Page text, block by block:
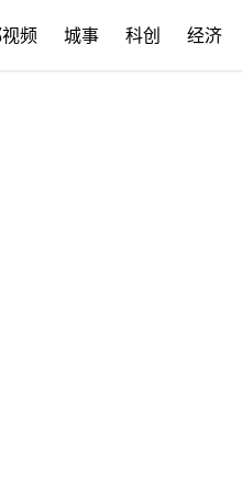
频 城事 科创 经济